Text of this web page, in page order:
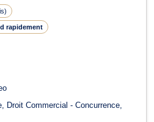
)
rapidement
Droit Commercial - Concurrence